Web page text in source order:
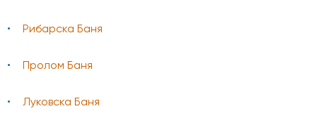
Рибарска Баня
Пролом Баня
Луковска Баня